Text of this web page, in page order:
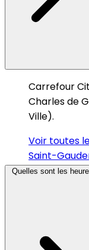
Carrefour
Charles de
Ville).
Voir toutes
Saint-
Quelles sont les